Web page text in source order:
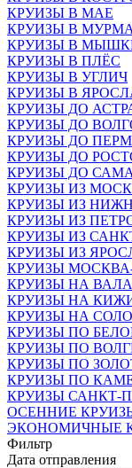
КРУИЗЫ В МАЕ
КРУИЗЫ В
КРУИЗЫ В
КРУИЗЫ В ПЛЁС
КРУИЗЫ В УГЛИЧ
КРУИЗЫ В
КРУИЗЫ ДО
КРУИЗЫ ДО
КРУИЗЫ ДО
КРУИЗЫ ДО
КРУИЗЫ ДО
КРУИЗЫ ИЗ
КРУИЗЫ ИЗ
КРУИЗЫ ИЗ
КРУИЗЫ ИЗ
КРУИЗЫ ИЗ
КРУИЗЫ
КРУИЗЫ НА
КРУИЗЫ НА
КРУИЗЫ НА
КРУИЗЫ ПО
КРУИЗЫ ПО
КРУИЗЫ ПО
КРУИЗЫ ПО
КРУИЗЫ САНКТ-
ОСЕННИЕ
ЭКОНОМИЧНЫЕ
Фильтр
Дата отправления